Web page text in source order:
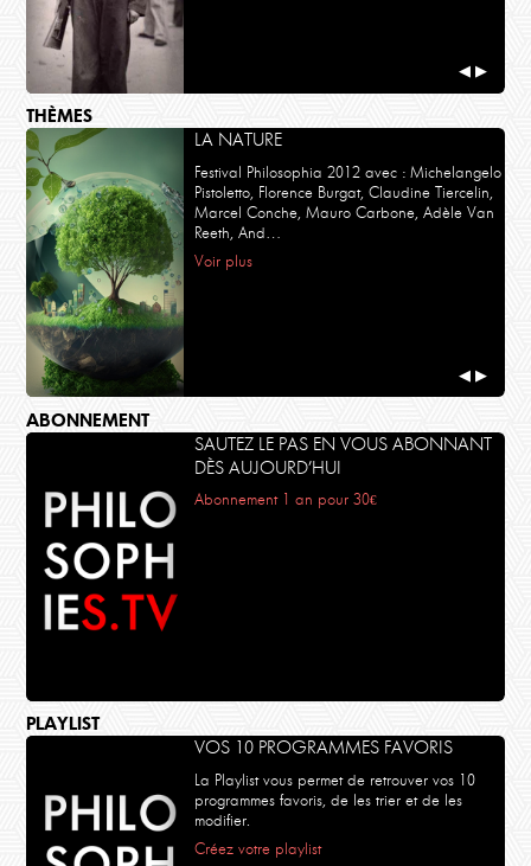
◀ ▶
THÈMES
LA NATURE
Festival Philosophia 2012 avec : Michelangelo
Pistoletto, Florence Burgat, Claudine Tiercelin,
Marcel Conche, Mauro Carbone, Adèle Van
Reeth, And…
Voir plus
◀ ▶
ABONNEMENT
SAUTEZ LE PAS EN VOUS ABONNANT
DÈS AUJOURD’HUI
Abonnement 1 an pour 30€
PLAYLIST
VOS 10 PROGRAMMES FAVORIS
La Playlist vous permet de retrouver vos 10
programmes favoris, de les trier et de les
modifier.
Créez votre playlist